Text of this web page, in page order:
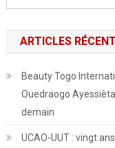
ARTICLES
Beauty Togo
Ouedraogo
demain
UCAO-UUT : vingt